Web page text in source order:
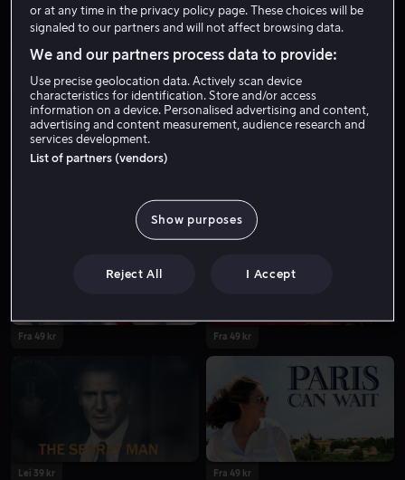
Fra 49 kr Fra 49 kr
Lei 39 kr Fra 49 kr
or at any time in the privacy policy page. These choices will be
signaled to our partners and will not affect browsing data.
We and our partners process data to provide:
Use precise geolocation data. Actively scan device
characteristics for identification. Store and/or access
information on a device. Personalised advertising and content,
advertising and content measurement, audience research and
services development.
List of partners (vendors)
Show purposes
Reject All I Accept